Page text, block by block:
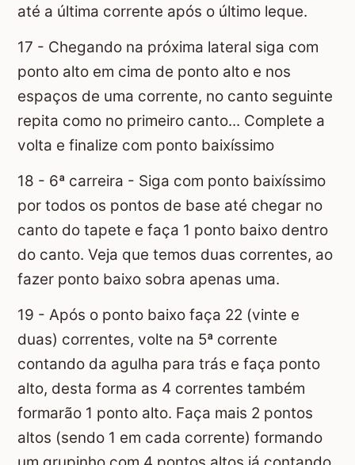
até a última corrente após o último leque.
17 - Chegando na próxima lateral siga com
ponto alto em cima de ponto alto e nos
espaços de uma corrente, no canto seguinte
repita como no primeiro canto... Complete a
volta e finalize com ponto baixíssimo
18 - 6ª carreira - Siga com ponto baixíssimo
por todos os pontos de base até chegar no
canto do tapete e faça 1 ponto baixo dentro
do canto. Veja que temos duas correntes, ao
fazer ponto baixo sobra apenas uma.
19 - Após o ponto baixo faça 22 (vinte e
duas) correntes, volte na 5ª corrente
contando da agulha para trás e faça ponto
alto, desta forma as 4 correntes também
formarão 1 ponto alto. Faça mais 2 pontos
altos (sendo 1 em cada corrente) formando